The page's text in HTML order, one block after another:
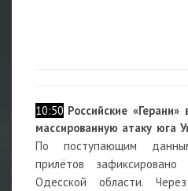
10:50 Российские
массированную атаку юга
По поступающим
прилётов
Одесской области.